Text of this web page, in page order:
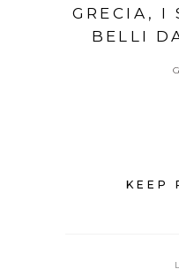
GRECIA, I
BELLI
KEEP